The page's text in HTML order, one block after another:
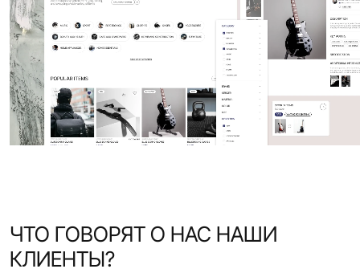
ЧТО ГОВОРЯТ О НАС НАШИ
КЛИЕНТЫ?